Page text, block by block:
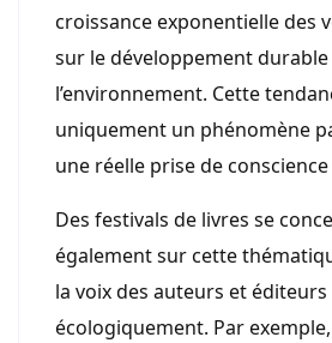
croissance exponentielle des
sur le développement
l’environnement. Cette
uniquement un phénomène
une réelle prise de
Des festivals de livres se
également sur cette
la voix des auteurs et éditeurs
écologiquement. Par exemple,